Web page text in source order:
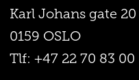
Karl Johans gate 20
0159 OSLO
Tlf: +47 22 70 83 00